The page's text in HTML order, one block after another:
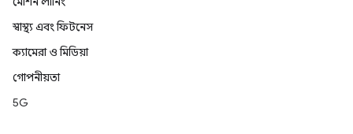
স্বাস্থ্য এবং ফিটনেস
ক্যামেরা ও মিডিয়া
গোপনীয়তা
5G